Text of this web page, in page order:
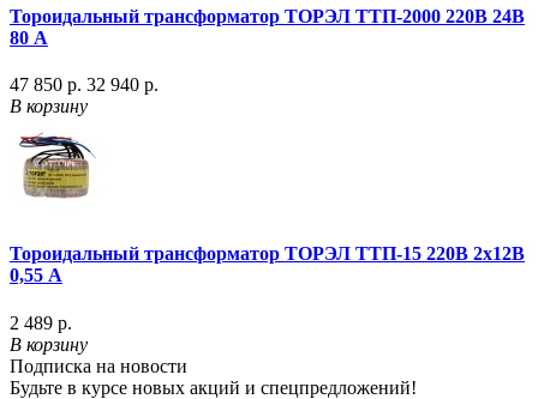
Тороидальный трансформатор ТОРЭЛ ТТП-2000 220В 24В
80 А
47 850 р. 32 940 р.
В корзину
Тороидальный трансформатор ТОРЭЛ ТТП-15 220В 2х12В
0,55 А
2 489 р.
В корзину
Подписка на новости
Будьте в курсе новых акций и спецпредложений!